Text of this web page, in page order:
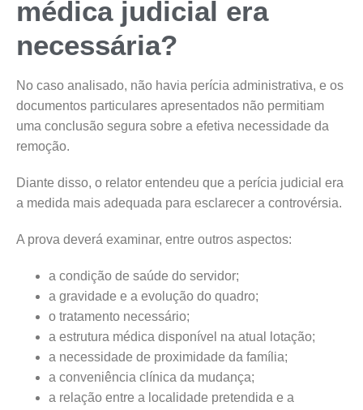
médica judicial era
necessária?
No caso analisado, não havia perícia administrativa, e os
documentos particulares apresentados não permitiam
uma conclusão segura sobre a efetiva necessidade da
remoção.
Diante disso, o relator entendeu que a perícia judicial era
a medida mais adequada para esclarecer a controvérsia.
A prova deverá examinar, entre outros aspectos:
a condição de saúde do servidor;
a gravidade e a evolução do quadro;
o tratamento necessário;
a estrutura médica disponível na atual lotação;
a necessidade de proximidade da família;
a conveniência clínica da mudança;
a relação entre a localidade pretendida e a